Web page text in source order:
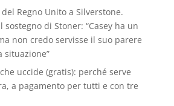
del Regno Unito a Silverstone.
sostegno di Stoner: “Casey ha un
non credo servisse il suo parere
situazione”
uccide (gratis): perché serve
a pagamento per tutti e con tre